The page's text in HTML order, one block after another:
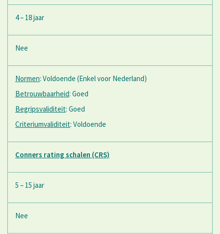
4 – 18 jaar
Nee
Normen: Voldoende (Enkel voor Nederland)
Betrouwbaarheid: Goed
Begripsvaliditeit: Goed
Criteriumvaliditeit: Voldoende
Conners rating schalen (CRS)
5 – 15 jaar
Nee